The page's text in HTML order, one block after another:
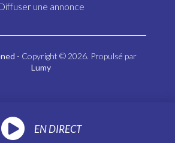
EN DIRECT
une annonce
- Copyright © 2026. Propulsé par
Lumy